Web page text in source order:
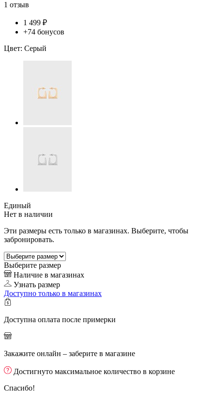
1 отзыв
1 499 ₽
+74 бонусов
Цвет: Серый
Единый
Нет в наличии
Эти размеры есть только в магазинах. Выберите, чтобы
забронировать.
Выберите размер
Наличие в магазинах
Узнать размер
Доступно только в магазинах
Доступна оплата после примерки
Закажите онлайн – заберите в магазине
Достигнуто максимальное количество в корзине
Спасибо!